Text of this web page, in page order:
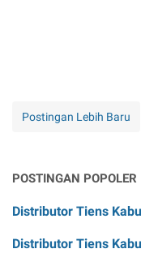
Postingan Lebih Baru
POSTINGAN POPOLER
Distributor Tiens
Distributor Tiens